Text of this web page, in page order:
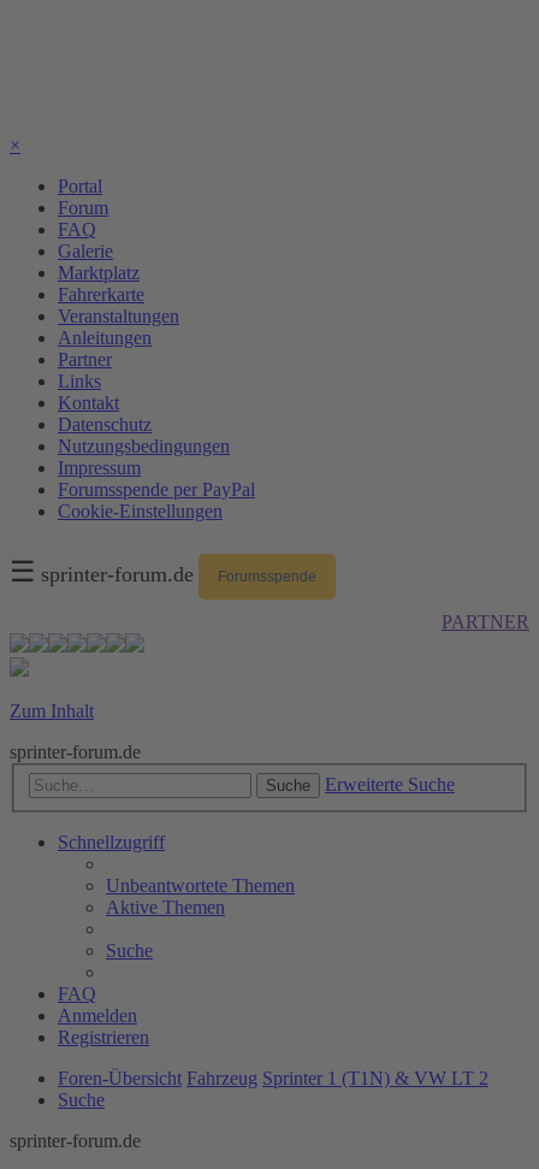
×
Portal
Forum
FAQ
Galerie
Marktplatz
Fahrerkarte
Veranstaltungen
Anleitungen
Partner
Links
Kontakt
Datenschutz
Nutzungsbedingungen
Impressum
Forumsspende per PayPal
Cookie-Einstellungen
☰ sprinter-forum.de Forumsspende
PARTNER
Zum Inhalt
sprinter-forum.de
Suche Erweiterte Suche
Schnellzugriff
Unbeantwortete Themen
Aktive Themen
Suche
FAQ
Anmelden
Registrieren
Foren-Übersicht Fahrzeug Sprinter 1 (T1N) & VW LT 2
Suche
sprinter-forum.de